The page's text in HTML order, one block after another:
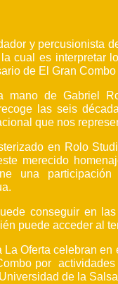
y percusionista
cual es interpretar
de El Gran
de Gabriel
las seis
que nos
en Rolo
merecido
una
conseguir en
puede acceder al
La Oferta celebran
por
de la